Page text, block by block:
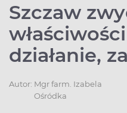
Szczaw
działanie,
Autor: Mgr farm. Izabela
Ośródka